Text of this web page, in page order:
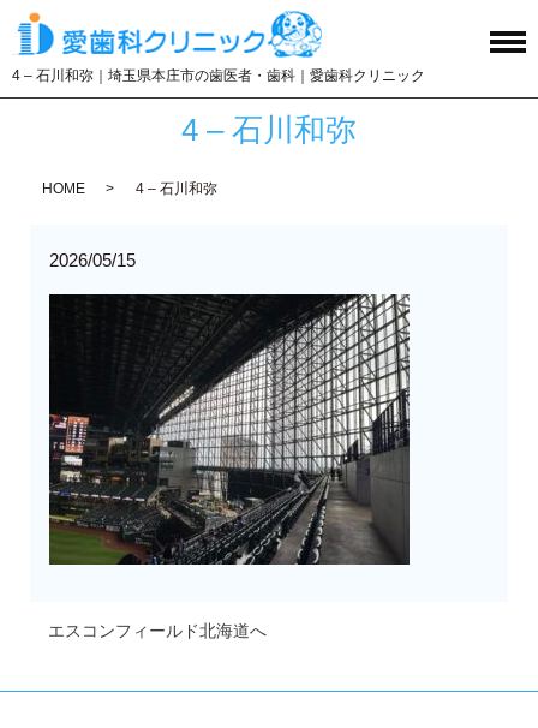
4 – 石川和弥｜埼玉県本庄市の歯医者・歯科｜愛歯科クリニック
4 – 石川和弥
HOME 4 – 石川和弥
2026/05/15
エスコンフィールド北海道へ